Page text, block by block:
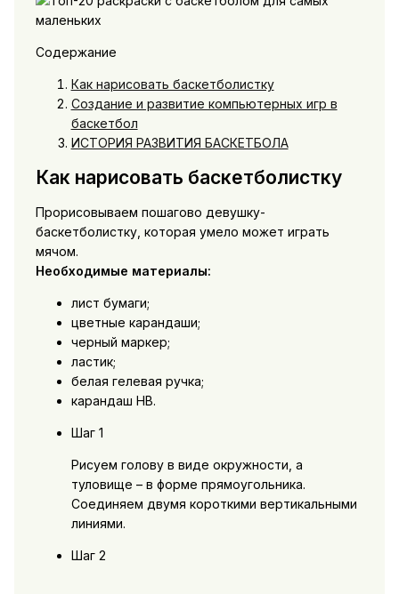
Содержание
Как нарисовать баскетболистку
Создание и развитие компьютерных игр в
баскетбол
ИСТОРИЯ РАЗВИТИЯ БАСКЕТБОЛА
Как нарисовать баскетболистку
Прорисовываем пошагово девушку-
баскетболистку, которая умело может играть
мячом.
Необходимые материалы:
лист бумаги;
цветные карандаши;
черный маркер;
ластик;
белая гелевая ручка;
карандаш НВ.
Шаг 1
Рисуем голову в виде окружности, а
туловище – в форме прямоугольника.
Соединяем двумя короткими вертикальными
линиями.
Шаг 2